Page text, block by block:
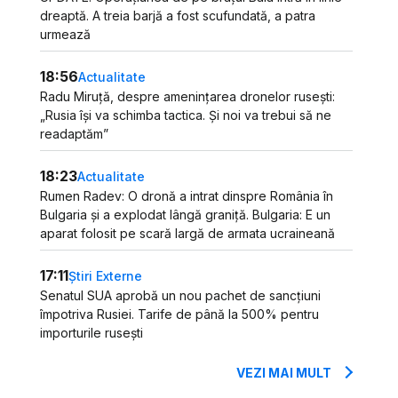
dreaptă. A treia barjă a fost scufundată, a patra
urmează
18:56Actualitate
Radu Miruță, despre amenințarea dronelor rusești:
„Rusia își va schimba tactica. Și noi va trebui să ne
readaptăm”
18:23Actualitate
Rumen Radev: O dronă a intrat dinspre România în
Bulgaria și a explodat lângă graniță. Bulgaria: E un
aparat folosit pe scară largă de armata ucraineană
17:11Știri Externe
Senatul SUA aprobă un nou pachet de sancțiuni
împotriva Rusiei. Tarife de până la 500% pentru
importurile rusești
VEZI MAI MULT